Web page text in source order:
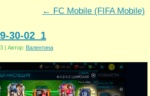
← FC Mobile (FIFA Mobile)
30-02_1
| Автор: Валентина